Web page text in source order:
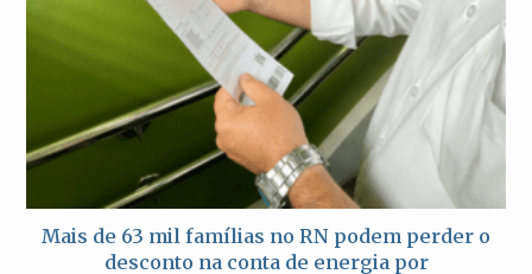
Mais de 63 mil famílias no RN podem perder o
desconto na conta de energia por